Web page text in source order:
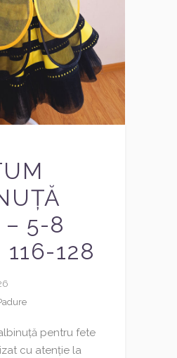
– 5-8
128
pentru fete
cu atenție la